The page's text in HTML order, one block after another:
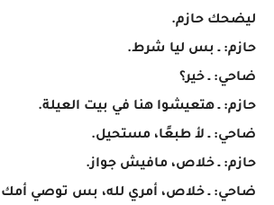
ليضحك حازم.
حازم: ـ بس ليا شرط.
ضاحي: ـ خير؟
حازم: ـ هتعيشوا هنا في بيت العيلة.
ضاحي: ـ لأ طبعًا، مستحيل.
حازم: ـ خلاص، مافيش جواز.
ضاحي: ـ خلاص، أمري لله، بس توصي